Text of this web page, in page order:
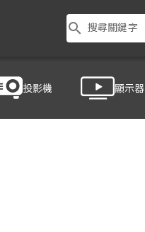
search 搜尋關鍵字
投影機 顯示器